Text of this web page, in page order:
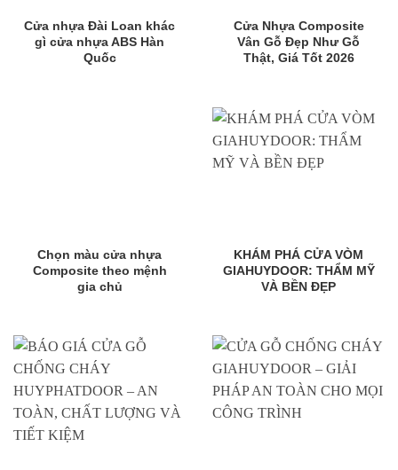
Cửa nhựa Đài Loan khác
gì cửa nhựa ABS Hàn
Quốc
Cửa Nhựa Composite
Vân Gỗ Đẹp Như Gỗ
Thật, Giá Tốt 2026
Chọn màu cửa nhựa
Composite theo mệnh
gia chủ
KHÁM PHÁ CỬA VÒM
GIAHUYDOOR: THẨM MỸ
VÀ BỀN ĐẸP